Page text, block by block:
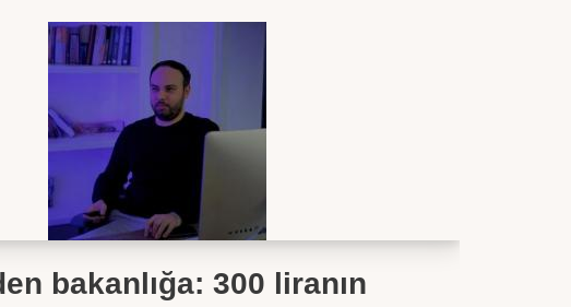
bakanlığa: 300 liranın